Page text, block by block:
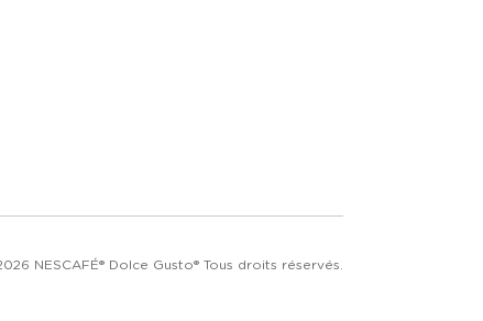
NESCAFÉ® Dolce Gusto® Tous droits réservés.